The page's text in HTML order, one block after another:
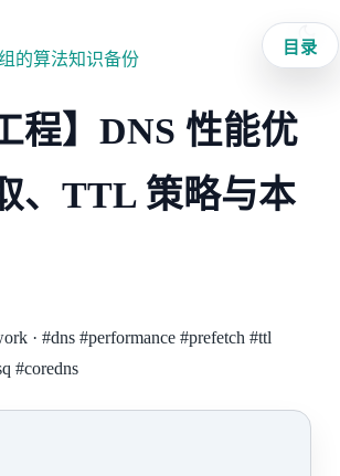
的算法知识备份
程】DNS 性能优
、TTL 策略与本
· #dns #performance #prefetch #ttl
#coredns
目录